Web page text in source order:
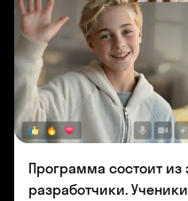
Программа состоит
разработчики.